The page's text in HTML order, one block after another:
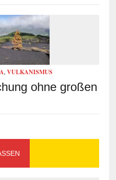
, VULKANISMUS
ohne großen